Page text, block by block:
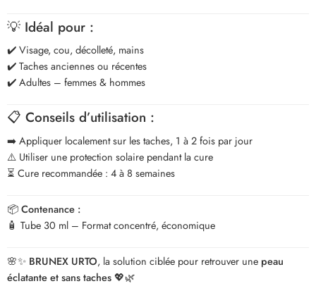
💡 Idéal pour :
✔️ Visage, cou, décolleté, mains
✔️ Taches anciennes ou récentes
✔️ Adultes – femmes & hommes
📋 Conseils d’utilisation :
➡️ Appliquer localement sur les taches, 1 à 2 fois par jour
⚠️ Utiliser une protection solaire pendant la cure
⏳ Cure recommandée : 4 à 8 semaines
📦Contenance :
🧴 Tube 30 ml – Format concentré, économique
🌸✨ BRUNEX URTO, la solution ciblée pour retrouver une peau
éclatante et sans taches 💖🌿